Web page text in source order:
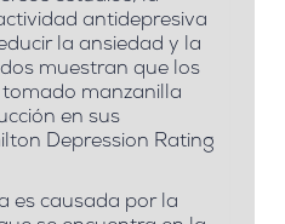
antidepresiva
la ansiedad y la
muestran que los
manzanilla
en sus
Depression Rating
es causada por la